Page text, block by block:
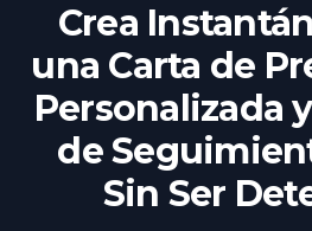
Crea
una Carta de
Personalizada
de
Sin Ser